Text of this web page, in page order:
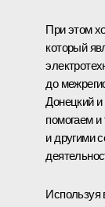
При этом
который
до
Донецкий и
помогаем и
и другими
Используя